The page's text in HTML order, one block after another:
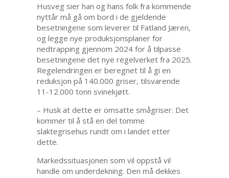
Husveg sier han og hans folk fra kommende
nyttår må gå om bord i de gjeldende
besetningene som leverer til Fatland Jæren,
og legge nye produksjonsplaner for
nedtrapping gjennom 2024 for å tilpasse
besetningene det nye regelverket fra 2025.
Regelendringen er beregnet til å gi en
reduksjon på 140.000 griser, tilsvarende
11-12.000 tonn svinekjøtt.
– Husk at dette er omsatte smågriser. Det
kommer til å stå en del tomme
slaktegrisehus rundt om i landet etter
dette.
Markedssituasjonen som vil oppstå vil
handle om underdekning. Den må dekkes